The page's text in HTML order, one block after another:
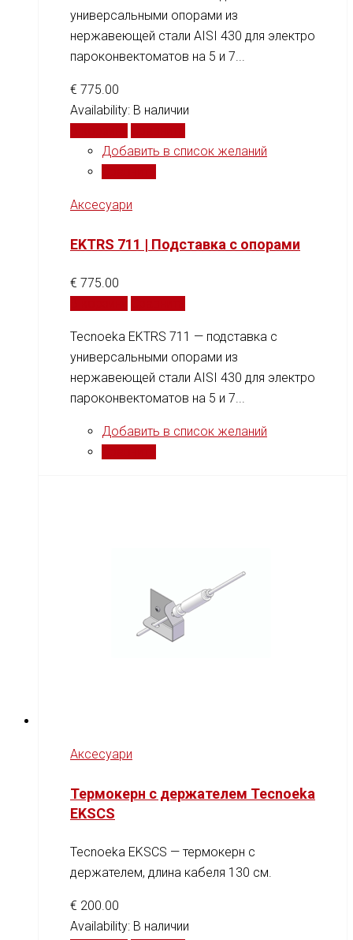
универсальными опорами из
нержавеющей стали AISI 430 для электро
пароконвектоматов на 5 и 7...
€ 775.00
Availability: В наличии
Добавить в список желаний
Аксесуари
EKTRS 711 | Подставка с опорами
€ 775.00
Tecnoeka EKTRS 711 — подставка с
универсальными опорами из
нержавеющей стали AISI 430 для электро
пароконвектоматов на 5 и 7...
Добавить в список желаний
Аксесуари
Термокерн с держателем Tecnoeka
EKSCS
Tecnoeka EKSCS — термокерн с
держателем, длина кабеля 130 см.
€ 200.00
Availability: В наличии